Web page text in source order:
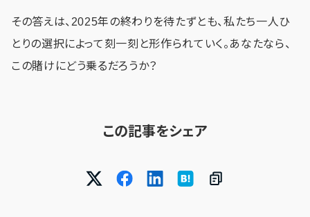
その答えは、2025年の終わりを待たずとも、私たち一人ひ
とりの選択によって刻一刻と形作られていく。あなたなら、
この賭けにどう乗るだろうか？
この記事をシェア